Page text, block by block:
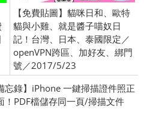
【免費貼圖】貓咪日和、歐特
貓與小雞、就是醬子喵奴日
記！台灣、日本、泰國限定／
openVPN跨區、加好友、綁門
號／2017/5/23
忘錄】iPhone 一鍵掃描證件照正
！PDF檔儲存同一頁/掃描文件